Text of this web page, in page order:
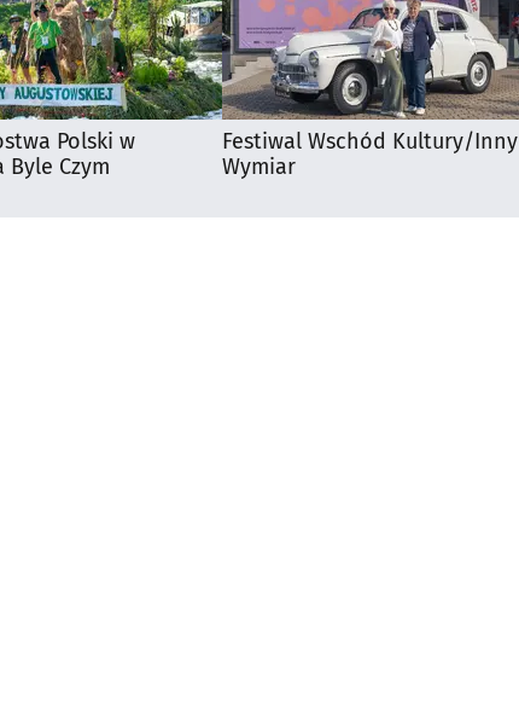
Polski w
Byle Czym
Festiwal Wschód Kultury/Inny
Wymiar